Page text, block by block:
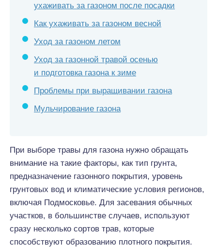
ухаживать за газоном после посадки
Как ухаживать за газоном весной
Уход за газоном летом
Уход за газонной травой осенью
и подготовка газона к зиме
Проблемы при выращивании газона
Мульчирование газона
При выборе травы для газона нужно обращать
внимание на такие факторы, как тип грунта,
предназначение газонного покрытия, уровень
грунтовых вод и климатические условия регионов,
включая Подмосковье. Для засевания обычных
участков, в большинстве случаев, используют
сразу несколько сортов трав, которые
способствуют образованию плотного покрытия.